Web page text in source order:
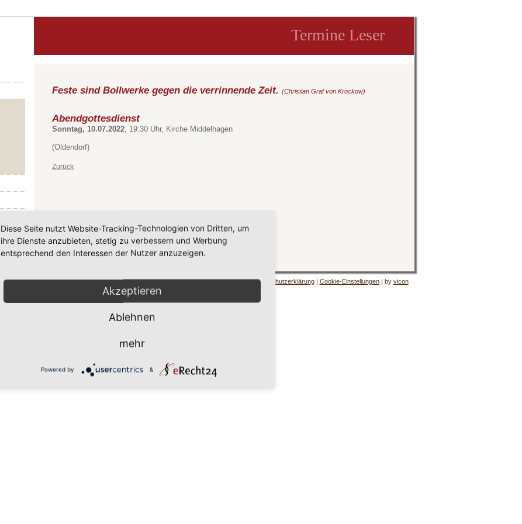
Termine Leser
Feste sind Bollwerke gegen die verrinnende Zeit.(Christian Graf von Krockow)
Abendgottesdienst
Sonntag, 10.07.2022, 19:30 Uhr, Kirche Middelhagen
(Oldendorf)
Zurück
Mönchgut 2026 |Impressum|Datenschutzerklärung| Cookie-Einstellungen| by vicon
Diese Seite nutzt Website-Tracking-Technologien von Dritten, um
ihre Dienste anzubieten, stetig zu verbessern und Werbung
entsprechend den Interessen der Nutzer anzuzeigen.
Akzeptieren
Ablehnen
mehr
Powered by &